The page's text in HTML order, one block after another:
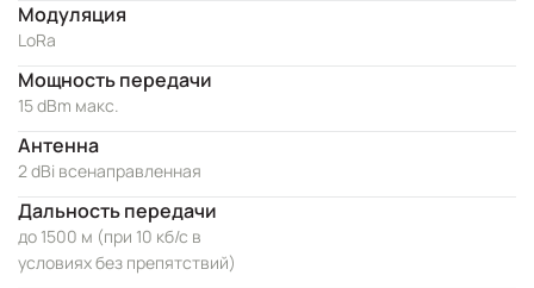
Модуляция
LoRa
Мощность передачи
15 dBm макс.
Антенна
2 dBi всенаправленная
Дальность передачи
до 1500 м (при 10 кб/с в
условиях без препятствий)